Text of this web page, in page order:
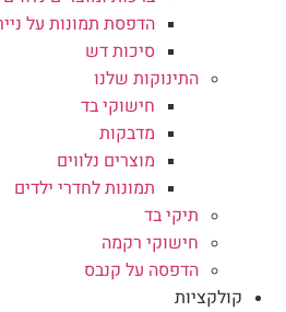
הדפסת תמונות על נייר
סיכות דש
התינוקות שלנו
חישוקי בד
מדבקות
מוצרים נלווים
תמונות לחדרי ילדים
תיקי בד
חישוקי רקמה
הדפסה על קנבס
קולקציות